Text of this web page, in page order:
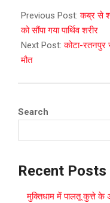
01-
01
Previous Post:कब्र से
को सौंपा गया पार्थिव शरीर
Next Post:कोटा-रतनपुर
मौत
Search
Recent Posts
मुक्तिधाम में पालतू कुत्ते के